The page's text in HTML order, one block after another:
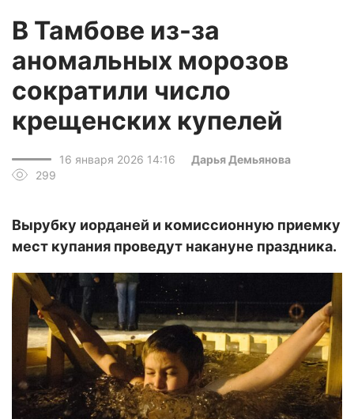
В Тамбове из-за
аномальных морозов
сократили число
крещенских купелей
16 января 2026 14:16
Дарья Демьянова
299
Вырубку иорданей и комиссионную приемку
мест купания проведут накануне праздника.